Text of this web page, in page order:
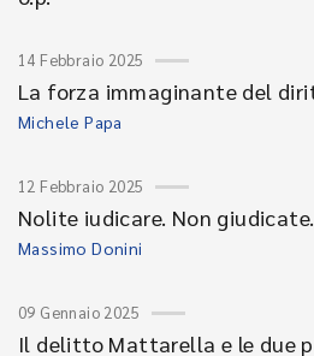
14 Febbraio 2025
La forza immaginante del
Michele Papa
12 Febbraio 2025
Nolite iudicare. Non giudicate.
Massimo Donini
09 Gennaio 2025
Il delitto Mattarella e le due